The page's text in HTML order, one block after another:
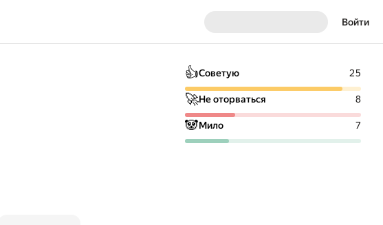
Войти
👍Советую 25
🚀Не оторваться 8
🐼Мило 7